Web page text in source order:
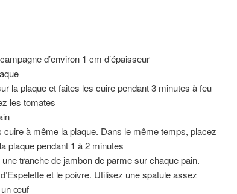
d’environ 1 cm d’épaisseur
la plaque et faites les cuire pendant 3 minutes à feu
les tomates
à même la plaque. Dans le même temps, placez
plaque pendant 1 à 2 minutes
tranche de jambon de parme sur chaque pain.
et le poivre. Utilisez une spatule assez
un œuf